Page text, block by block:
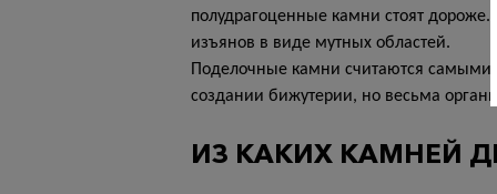
полудрагоценные камни стоят дороже.
изъянов в виде мутных областей.
Поделочные камни считаются самыми
создании бижутерии, но весьма
ИЗ КАКИХ КАМНЕЙ